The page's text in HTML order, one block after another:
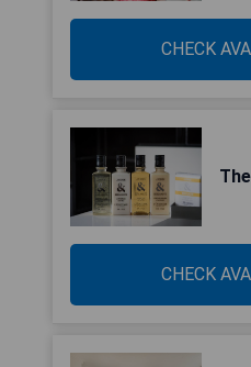
CHECK
CHECK